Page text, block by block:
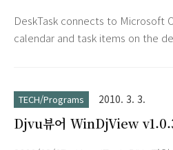
DeskTask connects to Microsoft
calendar and task items on the
the items due for today or
the whole week so you can be
work. Besides the calendar
TECH/Programs 2010. 3. 3.
Djvu뷰어 WinDjView